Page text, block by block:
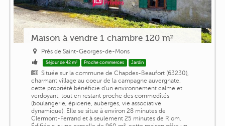
Maison à vendre 1 chambre 120 m²
Près de Saint-Georges-de-Mons
Séjour de 42 m² Proche commerces Jardin
Située sur la commune de Chapdes-Beaufort (63230),
charmant village au coeur de la campagne auvergnate,
cette propriété bénéficie d'un environnement calme et
verdoyant, tout en restant proche des commodités
(boulangerie, épicerie, auberges, vie associative
dynamique). Elle se situe à environ 28 minutes de
Clermont-Ferrand et à seulement 25 minutes de Riom.